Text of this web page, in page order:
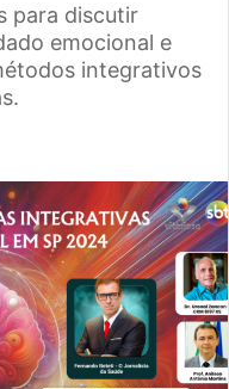
para discutir
emocional e
integrativos